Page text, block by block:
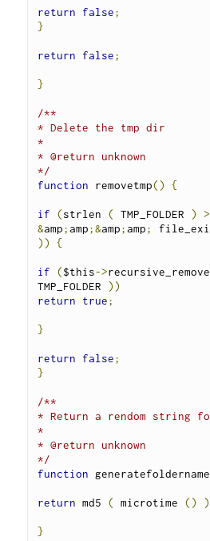
return false;
}
return false;
}
/**
* Delete the tmp dir
*
* @return unknown
*/
function removetmp() {
if (strlen ( TMP_FOLDER ) >
&amp;amp;&amp;amp;
))
{
if ($this->
TMP_FOLDER ))
return
true;
}
return false;
}
/**
* Return a rendom string
*
* @return unknown
*/
function generatefoldername
return md5 ( microtime ()
}